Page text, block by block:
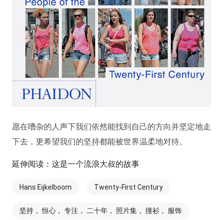
愿在嘈杂的人声下我们依然能找到自己的方向并坚定地走
下去，更希望我们的坚持都能被世界温柔地对待。
延伸阅读：这是一个流浪大叔的故事
Hans Eijkelboom Twenty-First Century
坚持， 恒心， 专注， 二十年， 照片集， 撞衫， 服饰